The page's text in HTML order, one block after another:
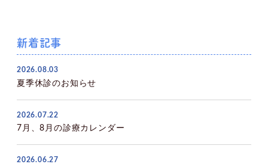
新着記事
2026.08.03
夏季休診のお知らせ
2026.07.22
7月、8月の診療カレンダー
2026.06.27